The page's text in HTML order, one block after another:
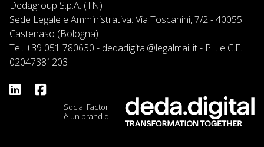
Dedagroup S.p.A. (TN)
Sede Legale e Amministrativa: Via Toscanini, 7/2 - 40055
Castenaso (Bologna)
Tel. +39 051 780630 - dedadigital@legalmail.it- P.I. e C.F.:
02047381203
Social Factor
è un brand di